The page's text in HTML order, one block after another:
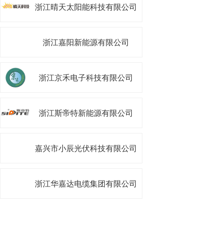
浙江晴天太阳能科技有限公司
浙江嘉阳新能源有限公司
浙江京禾电子科技有限公司
浙江斯帝特新能源有限公司
嘉兴市小辰光伏科技有限公司
浙江华嘉达电缆集团有限公司